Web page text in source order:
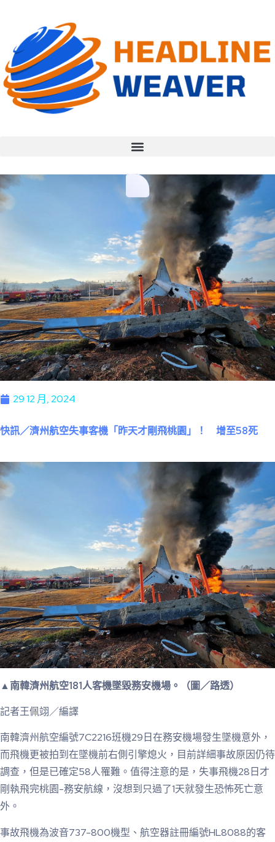
29 12 月, 2024
快訊／濟州航空失事客機「昨天才剛飛桃園」！ 增至58死
▲南韓濟州航空181人客機墜毀務安機場。（圖／路透）
記者王佩翊／編譯
南韓濟州航空編號7C2216班機29日在務安機場發生墜機意外，
而飛機更被拍到在墜機前右側引擎熄火，目前詳細事故原因仍待
調查，但是已確定58人罹難。值得注意的是，失事飛機28日才
剛執飛完桃園-務安航線，沒想到只過了1天就發生恐怖死亡意
外。
事故飛機為波音737-800機型、航空器註冊編號HL8088的客